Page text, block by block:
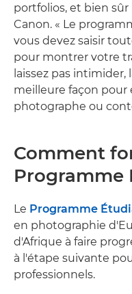
portfolios, et bien
Canon. « Le
vous devez saisir
pour montrer votre
laissez pas intimider,
meilleure façon
photographe ou
Comment
Programme
Le Programme
en photographie
d'Afrique à faire
à l'étape suivante
professionnels.